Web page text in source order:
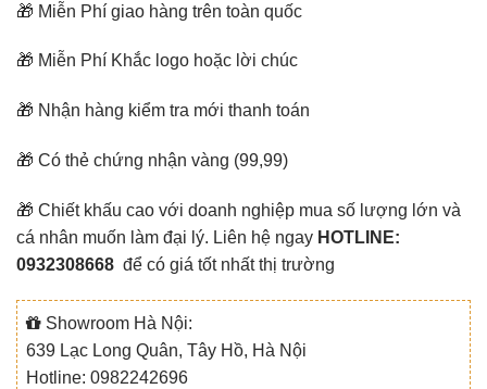
🎁 Miễn Phí giao hàng trên toàn quốc
🎁 Miễn Phí Khắc logo hoặc lời chúc
🎁 Nhận hàng kiểm tra mới thanh toán
🎁 Có thẻ chứng nhận vàng (99,99)
🎁 Chiết khấu cao với doanh nghiệp mua số lượng lớn và
cá nhân muốn làm đại lý. Liên hệ ngay HOTLINE:
0932308668 để có giá tốt nhất thị trường
Showroom Hà Nội:
639 Lạc Long Quân, Tây Hồ, Hà Nội
Hotline: 0982242696